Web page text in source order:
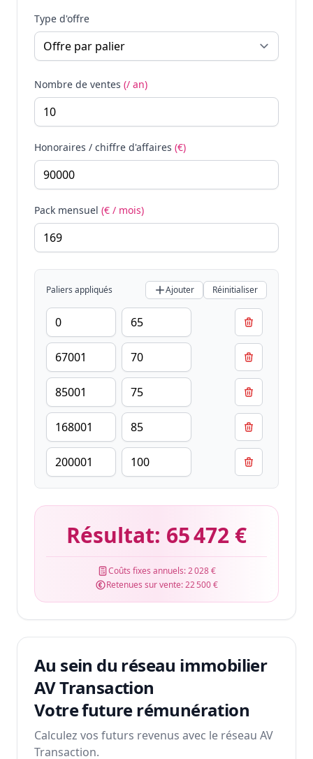
Type d'offre
Nombre de ventes (/ an)
Honoraires / chiffre d'affaires (€)
Pack mensuel (€ / mois)
Paliers appliqués Ajouter Réinitialiser
Résultat: 65 472 €
Coûts fixes annuels:2 028 €
Retenues sur vente:22 500 €
Au sein du réseau immobilier
AV Transaction
Votre future rémunération
Calculez vos futurs revenus avec le réseau AV
Transaction.